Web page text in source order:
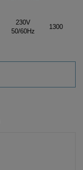
230V
50/60Hz
1300